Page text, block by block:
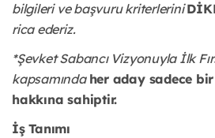
bilgileri ve başvuru kriterlerini
rica ederiz.
*Şevket Sabancı Vizyonuyla İlk
kapsamında her aday sadece
hakkına sahiptir.
İş Tanımı